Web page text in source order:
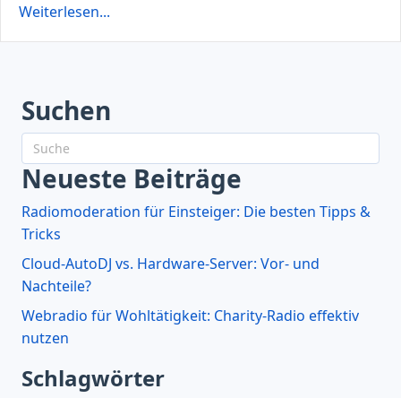
Weiterlesen...
Suchen
Neueste Beiträge
Radiomoderation für Einsteiger: Die besten Tipps &
Tricks
Cloud-AutoDJ vs. Hardware-Server: Vor- und
Nachteile?
Webradio für Wohltätigkeit: Charity-Radio effektiv
nutzen
Schlagwörter